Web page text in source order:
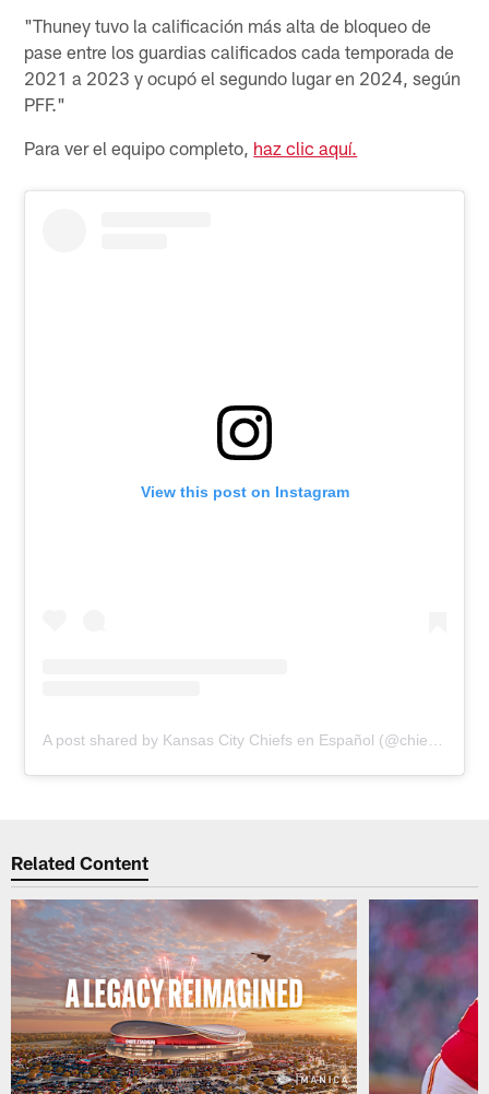
"Thuney tuvo la calificación más alta de bloqueo de
pase entre los guardias calificados cada temporada de
2021 a 2023 y ocupó el segundo lugar en 2024, según
PFF."
Para ver el equipo completo, haz clic aquí.
View this post on Instagram
Related Content